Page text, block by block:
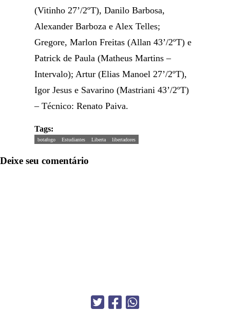
(Vitinho 27’/2ºT), Danilo Barbosa,
Alexander Barboza e Alex Telles;
Gregore, Marlon Freitas (Allan 43’/2ºT) e
Patrick de Paula (Matheus Martins –
Intervalo); Artur (Elias Manoel 27’/2ºT),
Igor Jesus e Savarino (Mastriani 43’/2ºT)
– Técnico: Renato Paiva.
Tags:
botafogo Estudiantes Liberta libertadores
Deixe seu comentário